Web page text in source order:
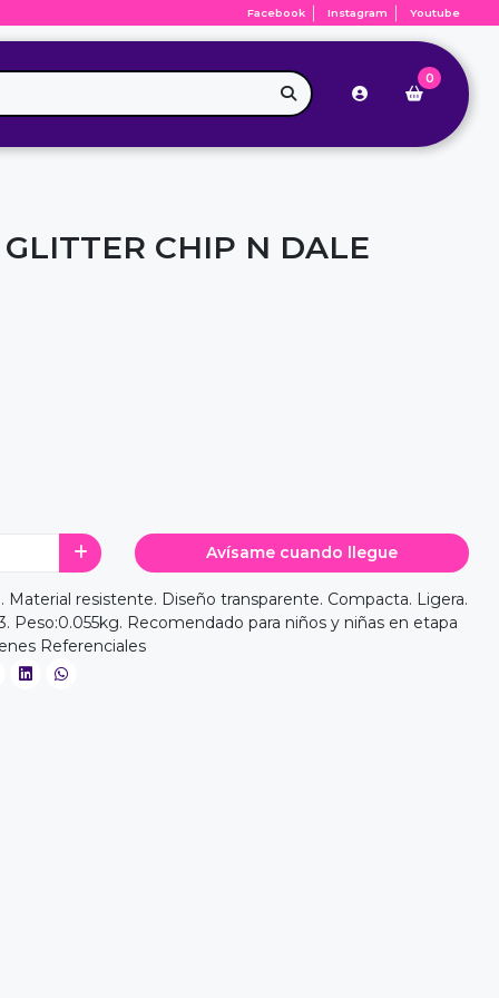
Facebook Instagram Youtube
0
CHIP N DALE
Avísame cuando llegue
Material resistente. Diseño transparente. Compacta. Ligera.
Peso:0.055kg. Recomendado para niños y niñas en etapa
Referenciales